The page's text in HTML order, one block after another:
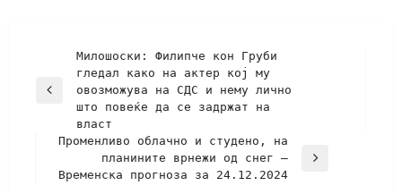
Милошоски: Филипче кон Груби
гледал како на актер кој му
овозможува на СДС и нему лично
што повеќе да се задржат на
власт
Променливо облачно и студено, на
планините врнежи од снег –
Временска прогноза за 24.12.2024